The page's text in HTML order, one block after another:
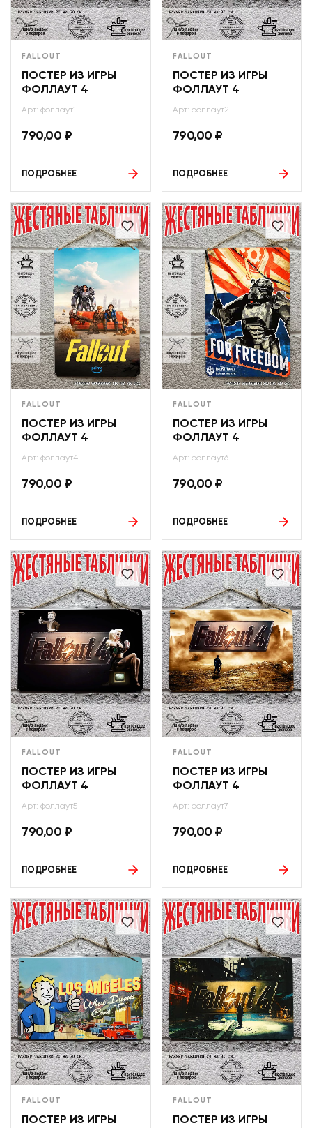
FALLOUT
ПОСТЕР ИЗ ИГРЫ
ФОЛЛАУТ 4
Арт: фоллаут1
790,00 ₽
ПОДРОБНЕЕ
FALLOUT
ПОСТЕР ИЗ ИГРЫ
ФОЛЛАУТ 4
Арт: фоллаут2
790,00 ₽
ПОДРОБНЕЕ
FALLOUT
ПОСТЕР ИЗ ИГРЫ
ФОЛЛАУТ 4
Арт: фоллаут4
790,00 ₽
ПОДРОБНЕЕ
FALLOUT
ПОСТЕР ИЗ ИГРЫ
ФОЛЛАУТ 4
Арт: фоллаут6
790,00 ₽
ПОДРОБНЕЕ
FALLOUT
ПОСТЕР ИЗ ИГРЫ
ФОЛЛАУТ 4
Арт: фоллаут5
790,00 ₽
ПОДРОБНЕЕ
FALLOUT
ПОСТЕР ИЗ ИГРЫ
ФОЛЛАУТ 4
Арт: фоллаут7
790,00 ₽
ПОДРОБНЕЕ
FALLOUT
ПОСТЕР ИЗ ИГРЫ
FALLOUT
ПОСТЕР ИЗ ИГРЫ